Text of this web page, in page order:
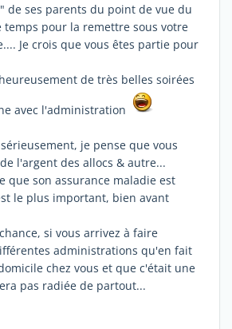
de ses parents du point de vue du
pour la remettre sous votre
Je crois que vous êtes partie pour
de très belles soirées
avec l'administration
je pense que vous
l'argent des allocs & autre...
que son assurance maladie est
le plus important, bien avant
si vous arrivez à faire
administrations qu'en fait
chez vous et que c'était une
pas radiée de partout...